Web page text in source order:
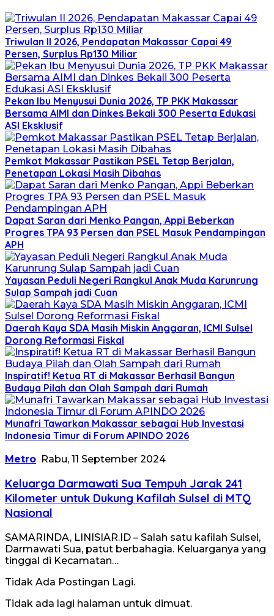
Triwulan II 2026, Pendapatan Makassar Capai 49
Persen, Surplus Rp130 Miliar
Pekan Ibu Menyusui Dunia 2026, TP PKK Makassar
Bersama AIMI dan Dinkes Bekali 300 Peserta Edukasi
ASI Eksklusif
Pemkot Makassar Pastikan PSEL Tetap Berjalan,
Penetapan Lokasi Masih Dibahas
Dapat Saran dari Menko Pangan, Appi Beberkan
Progres TPA 93 Persen dan PSEL Masuk Pendampingan
APH
Yayasan Peduli Negeri Rangkul Anak Muda Karunrung
Sulap Sampah jadi Cuan
Daerah Kaya SDA Masih Miskin Anggaran, ICMI Sulsel
Dorong Reformasi Fiskal
Inspiratif! Ketua RT di Makassar Berhasil Bangun
Budaya Pilah dan Olah Sampah dari Rumah
Munafri Tawarkan Makassar sebagai Hub Investasi
Indonesia Timur di Forum APINDO 2026
Metro Rabu, 11 September 2024
Keluarga Darmawati Sua Tempuh Jarak 241
Kilometer untuk Dukung Kafilah Sulsel di MTQ
Nasional
SAMARINDA, LINISIAR.ID – Salah satu kafilah Sulsel,
Darmawati Sua, patut berbahagia. Keluarganya yang
tinggal di Kecamatan…
Tidak Ada Postingan Lagi.
Tidak ada lagi halaman untuk dimuat.